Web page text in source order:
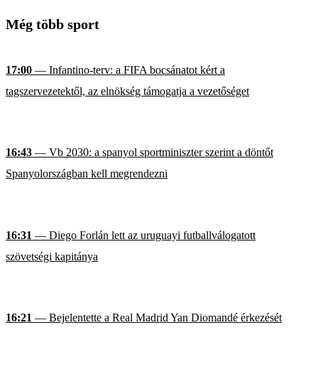
Még több sport
17:00 — Infantino-terv: a FIFA bocsánatot kért a
tagszervezetektől, az elnökség támogatja a vezetőséget
16:43 — Vb 2030: a spanyol sportminiszter szerint a döntőt
Spanyolországban kell megrendezni
16:31 — Diego Forlán lett az uruguayi futballválogatott
szövetségi kapitánya
16:21 — Bejelentette a Real Madrid Yan Diomandé érkezését